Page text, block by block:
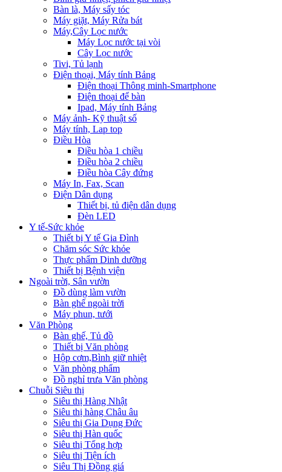
Bàn là, Máy sấy tóc
Máy giặt, Máy Rửa bát
Máy,Cây Lọc nước
Máy Lọc nước tại vòi
Cây Lọc nước
Tivi, Tủ lạnh
Điện thoại, Máy tính Bảng
Điện thoại Thông minh-Smartphone
Điện thoại để bàn
Ipad, Máy tính Bảng
Máy ảnh- Kỹ thuật số
Máy tính, Lap top
Điều Hòa
Điều hòa 1 chiều
Điều hòa 2 chiều
Điều hòa Cây đứng
Máy In, Fax, Scan
Điện Dân dụng
Thiết bị, tủ điện dân dụng
Đèn LED
Y tế-Sức khỏe
Thiết bị Y tế Gia Đình
Chăm sóc Sức khỏe
Thực phẩm Dinh dưỡng
Thiết bị Bệnh viện
Ngoài trời, Sân vườn
Đồ dùng làm vườn
Bàn ghế ngoài trời
Máy phun, tưới
Văn Phòng
Bàn ghế, Tủ đồ
Thiết bị Văn phòng
Hộp cơm,Bình giữ nhiệt
Văn phòng phẩm
Đồ nghỉ trưa Văn phòng
Chuỗi Siêu thị
Siêu thị Hàng Nhật
Siêu thị hàng Châu âu
Siêu thị Gia Dụng Đức
Siêu thị Hàn quốc
Siêu thị Tổng hợp
Siêu thị Tiện ích
Siêu Thị Đồng giá